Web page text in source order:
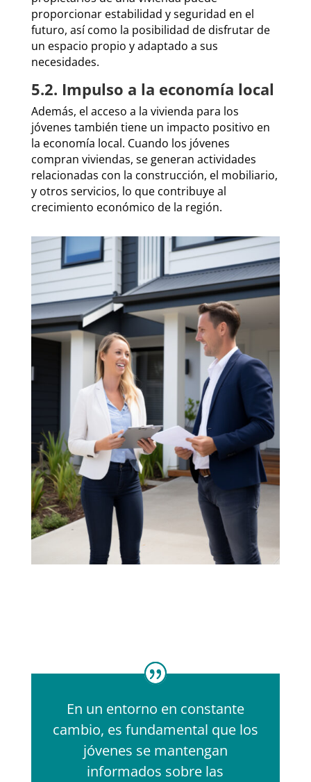
proporcionar estabilidad y seguridad en el
futuro, así como la posibilidad de disfrutar de
un espacio propio y adaptado a sus
necesidades.
5.2. Impulso a la economía local
Además, el acceso a la vivienda para los
jóvenes también tiene un impacto positivo en
la economía local. Cuando los jóvenes
compran viviendas, se generan actividades
relacionadas con la construcción, el mobiliario,
y otros servicios, lo que contribuye al
crecimiento económico de la región.
En un entorno en constante
cambio, es fundamental que los
jóvenes se mantengan
informados sobre las